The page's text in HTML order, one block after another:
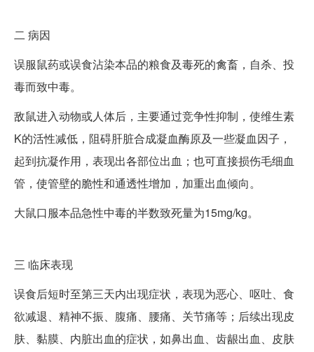
二 病因
误服鼠药或误食沾染本品的粮食及毒死的禽畜，自杀、投
毒而致中毒。
敌鼠进入动物或人体后，主要通过竞争性抑制，使维生素
K的活性减低，阻碍肝脏合成凝血酶原及一些凝血因子，
起到抗凝作用，表现出各部位出血；也可直接损伤毛细血
管，使管壁的脆性和通透性增加，加重出血倾向。
大鼠口服本品急性中毒的半数致死量为15mg/kg。
三 临床表现
误食后短时至第三天内出现症状，表现为恶心、呕吐、食
欲减退、精神不振、腹痛、腰痛、关节痛等；后续出现皮
肤、黏膜、内脏出血的症状，如鼻出血、齿龈出血、皮肤